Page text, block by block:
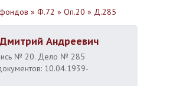
» Ф.72 » Оп.20 » Д.285
Андреевич
№ 20. Дело № 285
10.04.1939-